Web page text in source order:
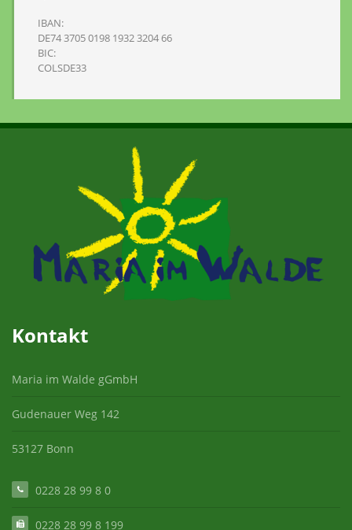
IBAN:
DE74 3705 0198 1932 3204 66
BIC:
COLSDE33
Kontakt
Maria im Walde gGmbH
Gudenauer Weg 142
53127 Bonn
0228 28 99 8 0
0228 28 99 8 199